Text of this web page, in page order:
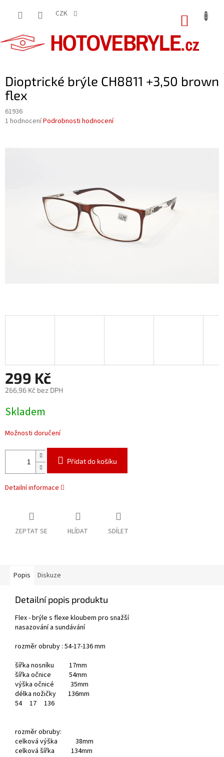
CZK
Dioptrické brýle CH8811 +3,50 brown
flex
61936
Průměrné
1 hodnoceníPodrobnosti hodnocení
299 Kč
266,96 Kč bez DPH
cena:
Skladem
Možnosti doručení
Přidat do košíku
Detailní informace
ZEPTAT SE HLÍDAT SDÍLET
Popis Diskuze
Detailní popis produktu
Flex - brýle s flexe kloubem pro snažší
nasazování a sundávání
rozměr obruby : 54-17-136 mm
šířka nosníku 17mm
šířka očnice 54mm
výška očnicé 35mm
délka nožičky 136mm
54 17 136
rozměr obruby:
celková výška 38mm
celková šířka 134mm